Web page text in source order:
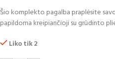
Šio komplekto pagalba praplėsite
papildoma kreipiančioji su grūdinto
Liko tik 2